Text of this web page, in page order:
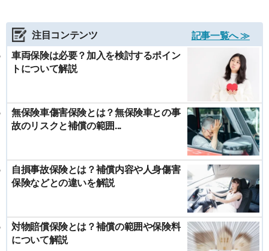
注目コンテンツ
記事一覧へ ≫
車両保険は必要？加入を検討するポイン
トについて解説
無保険車傷害保険とは？無保険車との事
故のリスクと補償の範囲...
自損事故保険とは？補償内容や人身傷害
保険などとの違いを解説
対物賠償保険とは？補償の範囲や保険料
について解説